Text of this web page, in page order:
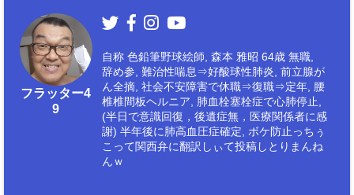
フラッター4
9
自称 色鉛筆野球絵師, 森本 雅昭 64歳 無職,
辞め参, 難治性喘息⇒好酸球性肺炎, 前立腺が
ん全摘, 社会不安障害で休職⇒復職⇒定年, 腰
椎椎間板ヘルニア, 肺血栓塞栓症で心肺停止,
(半日で意識回復，後遺症無，医療関係者に感
謝) 半年後に肺高血圧症確定, ボケ防止っちぅ
こって関西弁に翻訳しぃて投稿しとりまんね
んｗ